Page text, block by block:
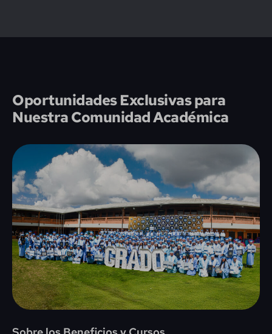
Oportunidades Exclusivas para
Nuestra Comunidad Académica